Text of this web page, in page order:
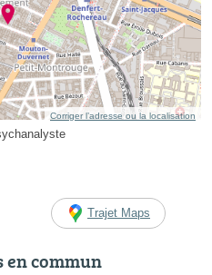
Corriger l’adresse ou la localisation
Trajet Maps
commun